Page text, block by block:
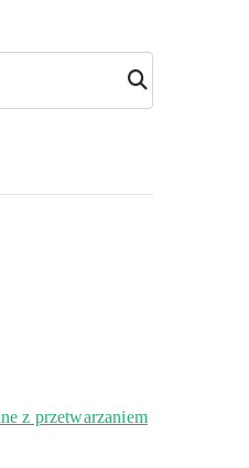
Szuk
aj
z przetwarzaniem